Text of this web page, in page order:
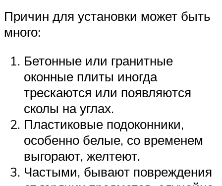
Причин для установки может быть
много:
Бетонные или гранитные
оконные плиты иногда
трескаются или появляются
сколы на углах.
Пластиковые подоконники,
особенно белые, со временем
выгорают, желтеют.
Частыми, бывают повреждения